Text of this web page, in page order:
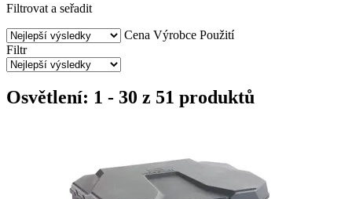
Filtrovat a seřadit
Cena Výrobce Použití
Filtr
Osvětlení: 1 - 30 z 51 produktů